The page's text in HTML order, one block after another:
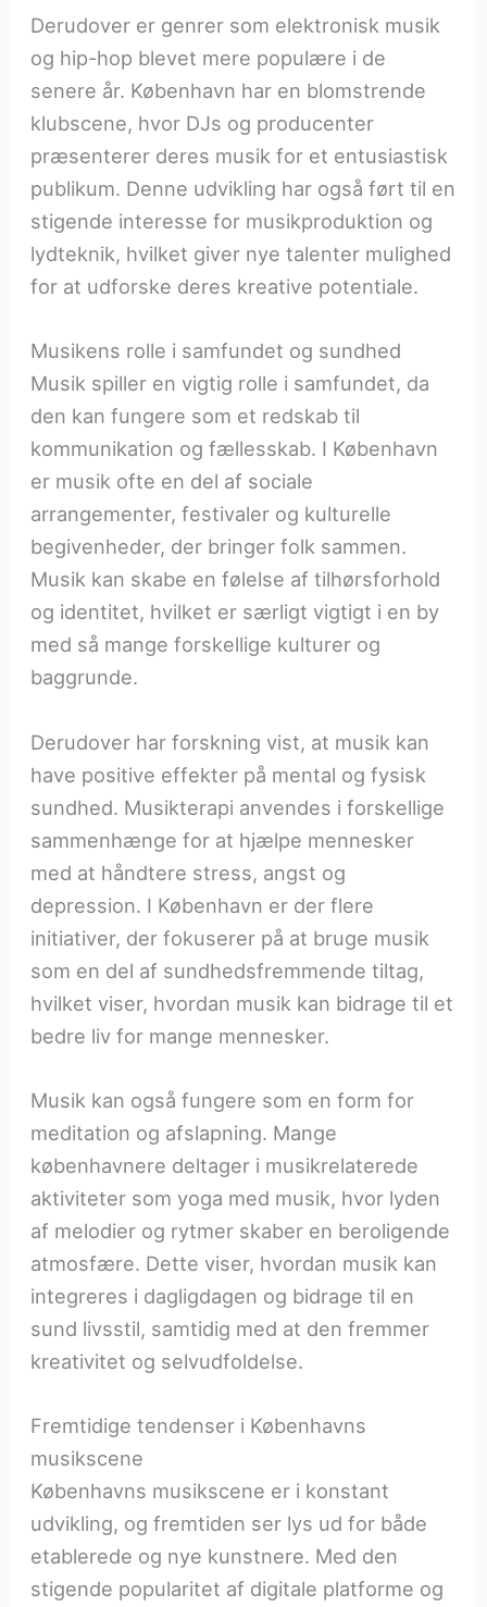
Derudover er genrer som elektronisk musik
og hip-hop blevet mere populære i de
senere år. København har en blomstrende
klubscene, hvor DJs og producenter
præsenterer deres musik for et entusiastisk
publikum. Denne udvikling har også ført til en
stigende interesse for musikproduktion og
lydteknik, hvilket giver nye talenter mulighed
for at udforske deres kreative potentiale.
Musikens rolle i samfundet og sundhed
Musik spiller en vigtig rolle i samfundet, da
den kan fungere som et redskab til
kommunikation og fællesskab. I København
er musik ofte en del af sociale
arrangementer, festivaler og kulturelle
begivenheder, der bringer folk sammen.
Musik kan skabe en følelse af tilhørsforhold
og identitet, hvilket er særligt vigtigt i en by
med så mange forskellige kulturer og
baggrunde.
Derudover har forskning vist, at musik kan
have positive effekter på mental og fysisk
sundhed. Musikterapi anvendes i forskellige
sammenhænge for at hjælpe mennesker
med at håndtere stress, angst og
depression. I København er der flere
initiativer, der fokuserer på at bruge musik
som en del af sundhedsfremmende tiltag,
hvilket viser, hvordan musik kan bidrage til et
bedre liv for mange mennesker.
Musik kan også fungere som en form for
meditation og afslapning. Mange
københavnere deltager i musikrelaterede
aktiviteter som yoga med musik, hvor lyden
af melodier og rytmer skaber en beroligende
atmosfære. Dette viser, hvordan musik kan
integreres i dagligdagen og bidrage til en
sund livsstil, samtidig med at den fremmer
kreativitet og selvudfoldelse.
Fremtidige tendenser i Københavns
musikscene
Københavns musikscene er i konstant
udvikling, og fremtiden ser lys ud for både
etablerede og nye kunstnere. Med den
stigende popularitet af digitale platforme og